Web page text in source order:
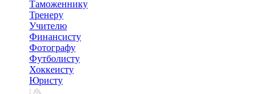
Таможеннику
Тренеру
Учителю
Финансисту
Фотографу
Футболисту
Хоккеисту
Юристу